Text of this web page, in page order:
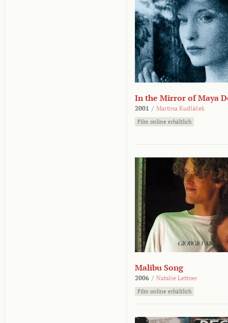
In the Mirror of Maya
2001 / Martina Kudláček
Film online erhältlich
Malibu Song
2006 / Natalie Lettner
Film online erhältlich